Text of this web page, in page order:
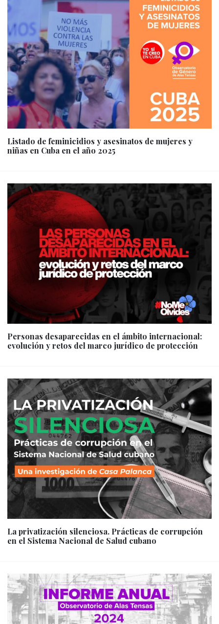
Listado de feminicidios y asesinatos de mujeres y
niñas en Cuba en el año 2025
Personas desaparecidas en el ámbito internacional:
evolución y retos del marco jurídico de protección
La privatización silenciosa. Prácticas de corrupción
en el Sistema Nacional de Salud cubano